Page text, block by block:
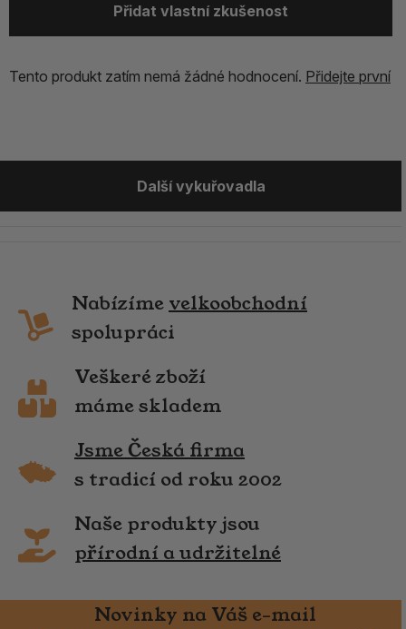
Přidat vlastní zkušenost
Tento produkt zatím nemá žádné hodnocení. Přidejte první
Další vykuřovadla
Nabízíme velkoobchodní
spolupráci
Veškeré zboží
máme skladem
Jsme Česká firma
s tradicí od roku 2002
Naše produkty jsou
přírodní a udržitelné
Novinky na Váš e-mail